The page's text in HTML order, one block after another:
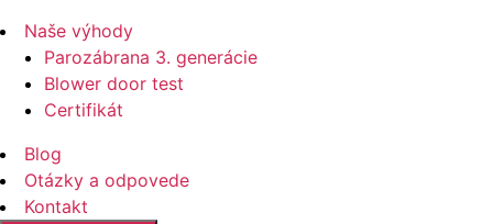
Naše výhody
Parozábrana 3. generácie
Blower door test
Certifikát
Blog
Otázky a odpovede
Kontakt